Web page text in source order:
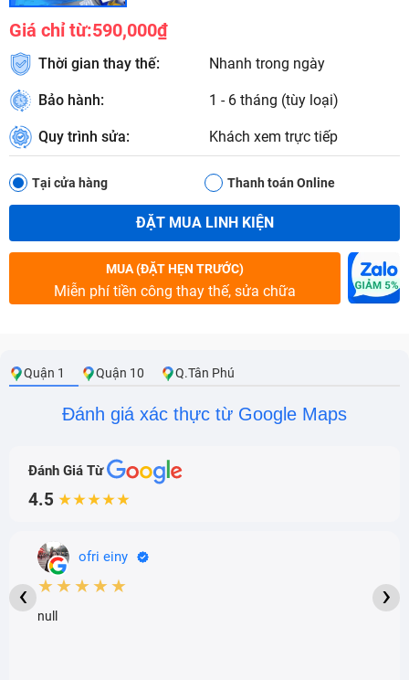
Giá chỉ từ:590,000₫
Thời gian thay thế: Nhanh trong ngày
Bảo hành: 1 - 6 tháng (tùy loại)
Quy trình sửa: Khách xem trực tiếp
Tại cửa hàng Thanh toán Online
ĐẶT MUA LINH KIỆN
MUA (ĐẶT HẸN TRƯỚC)
Miễn phí tiền công thay thế, sửa chữa
Quận 1 Quận 10 Q.Tân Phú
Đánh giá xác thực từ Google Maps
Đánh Giá Từ
4.5 ★★★★★
ofri einy
★★★★★
null
‹ ›